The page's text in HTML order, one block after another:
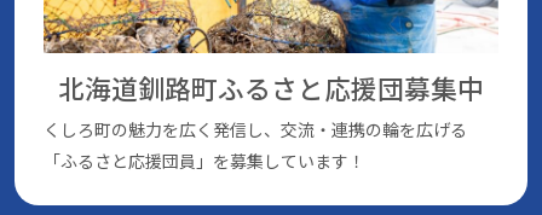
北海道釧路町ふるさと応援団募集中
くしろ町の魅⼒を広く発信し、交流・連携の輪を広げる
「ふるさと応援団員」を募集しています！